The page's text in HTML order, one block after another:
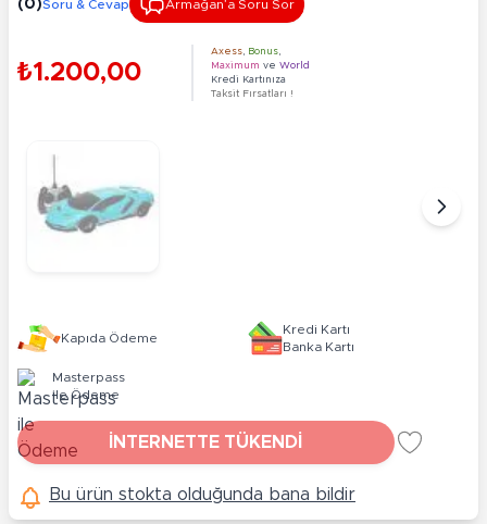
(0)Soru & Cevap Armağan’a Soru Sor
₺1.200,00
Axess Bonus
Maximum ve World
Kredi Kartınıza
Taksit Fırsatları !
Kapıda Ödeme
Kredi Kartı
Banka Kartı
Masterpass
ile Ödeme
İNTERNETTE TÜKENDİ
Bu ürün stokta olduğunda bana bildir